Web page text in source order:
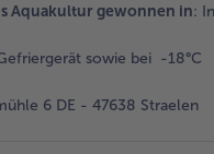
Aquakultur gewonnen in:
sowie bei -18°C
6 DE - 47638 Straelen